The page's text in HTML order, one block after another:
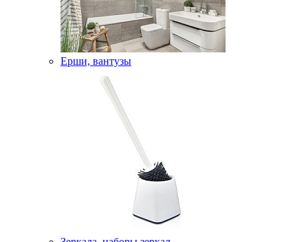
Ерши, вантузы